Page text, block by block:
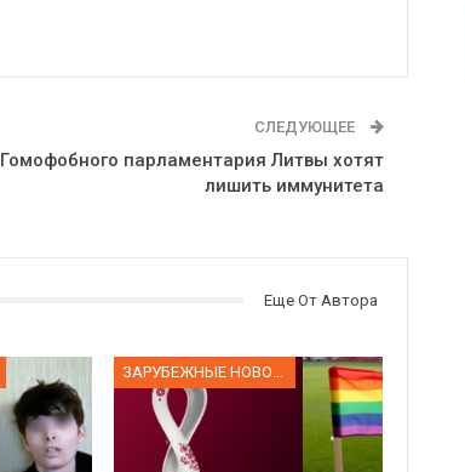
СЛЕДУЮЩЕЕ
Гомофобного парламентария Литвы хотят
лишить иммунитета
Еще От Автора
ЗАРУБЕЖНЫЕ НОВОСТИ